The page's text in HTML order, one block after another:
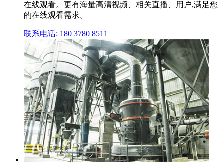
在线观看。更有海量高清视频、相关直播、用户,满足您
的在线观看需求。
联系电话: 180 3780 8511